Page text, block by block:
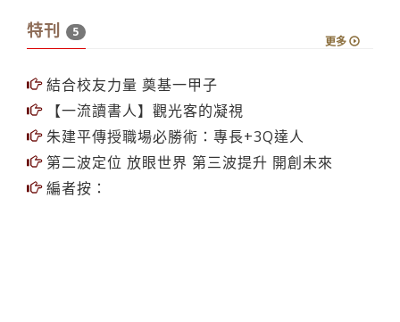
特刊 5
更多
結合校友力量 奠基一甲子
【一流讀書人】觀光客的凝視
朱建平傳授職場必勝術：專長+3Q達人
第二波定位 放眼世界 第三波提升 開創未來
編者按：